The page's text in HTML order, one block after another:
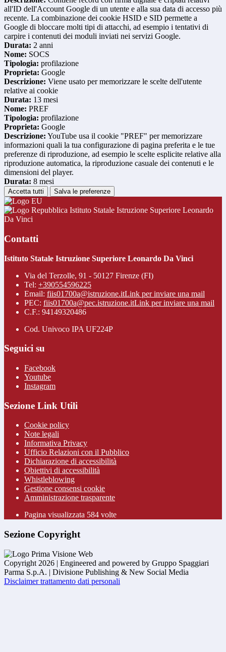
all'ID dell'Account Google di un utente e alla sua data di accesso più
recente. La combinazione dei cookie HSID e SID permette a
Google di bloccare molti tipi di attacchi, ad esempio i tentativi di
carpire i contenuti dei moduli inviati nei servizi Google.
Durata: 2 anni
Nome: SOCS
Tipologia: profilazione
Proprieta: Google
Descrizione: Viene usato per memorizzare le scelte dell'utente
relative ai cookie
Durata: 13 mesi
Nome: PREF
Tipologia: profilazione
Proprieta: Google
Descrizione: YouTube usa il cookie "PREF" per memorizzare
informazioni quali la tua configurazione di pagina preferita e le tue
preferenze di riproduzione, ad esempio le scelte esplicite relative alla
riproduzione automatica, la riproduzione casuale dei contenuti e le
dimensioni del player.
Durata: 8 mesi
Accetta tutti Salva le preferenze
Istituto Statale Istruzione Superiore Leonardo
Da Vinci
Contatti
Istituto Statale Istruzione Superiore Leonardo Da Vinci
Via del Terzolle, 91 - 50127 Firenze (FI)
Tel: +390554596225
Email: fiis01700a@istruzione.itLink per inviare una mail
PEC: fiis01700a@pec.istruzione.itLink per inviare una mail
C.F.: 94149320486
Cod. Univoco IPA UF224P
Seguici su
Facebook
Youtube
Instagram
Sezione Link Utili
Cookie policy
Note legali
Informativa Privacy
Ufficio Relazioni con il Pubblico
Dichiarazione di accessibilità
Obiettivi di accessibilità
Whistleblowing
Gestione consensi cookie
Amministrazione trasparente
Pagina visualizzata 584 volte
Sezione Copyright
Copyright 2026 | Engineered and powered by Gruppo Spaggiari
Parma S.p.A. | Divisione Publishing & New Social Media
Disclaimer trattamento dati personali